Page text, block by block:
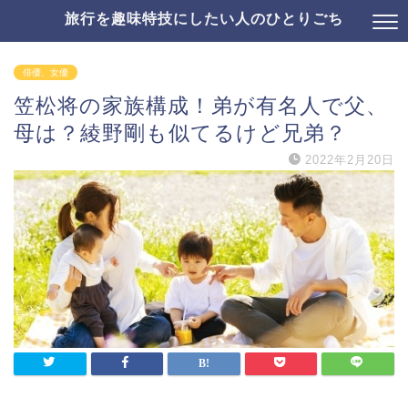
旅行を趣味特技にしたい人のひとりごち
俳優、女優
笠松将の家族構成！弟が有名人で父、
母は？綾野剛も似てるけど兄弟？
2022年2月20日